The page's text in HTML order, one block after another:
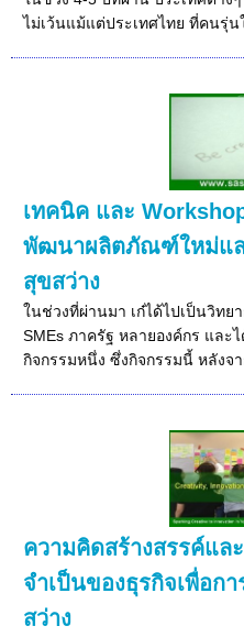
ไม่เว้นแม้แต่ประเทศไทย ที่คนรุ่น
เทคนิค และ
พัฒนาผลิตภัณฑ์ใหม่แล
สุขสว่าง
ในช่วงที่ผ่านมา เก๋ได้ไปเป็นวิทย
SMEs ภาครัฐ หลายองค์กร และ
กิจกรรมหนึ่ง ซึ่งกิจกรรมนี้ หลังจ
ความคิดสร้างสรรค์แ
จำเป็นของธุรกิจเพื่อก
สว่าง